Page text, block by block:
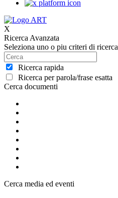
X
Ricerca Avanzata
Seleziona uno o piu criteri di ricerca
Ricerca rapida
Ricerca per parola/frase esatta
Cerca documenti
Cerca media ed eventi